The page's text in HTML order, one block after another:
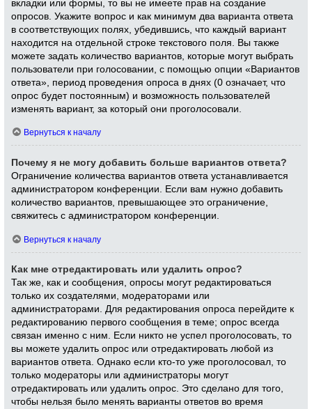
вкладки или формы, то вы не имеете прав на создание
опросов. Укажите вопрос и как минимум два варианта ответа
в соответствующих полях, убедившись, что каждый вариант
находится на отдельной строке текстового поля. Вы также
можете задать количество вариантов, которые могут выбрать
пользователи при голосовании, с помощью опции «Вариантов
ответа», период проведения опроса в днях (0 означает, что
опрос будет постоянным) и возможность пользователей
изменять вариант, за который они проголосовали.
Вернуться к началу
Почему я не могу добавить больше вариантов ответа?
Ограничение количества вариантов ответа устанавливается
администратором конференции. Если вам нужно добавить
количество вариантов, превышающее это ограничение,
свяжитесь с администратором конференции.
Вернуться к началу
Как мне отредактировать или удалить опрос?
Так же, как и сообщения, опросы могут редактироваться
только их создателями, модераторами или
администраторами. Для редактирования опроса перейдите к
редактированию первого сообщения в теме; опрос всегда
связан именно с ним. Если никто не успел проголосовать, то
вы можете удалить опрос или отредактировать любой из
вариантов ответа. Однако если кто-то уже проголосовал, то
только модераторы или администраторы могут
отредактировать или удалить опрос. Это сделано для того,
чтобы нельзя было менять варианты ответов во время